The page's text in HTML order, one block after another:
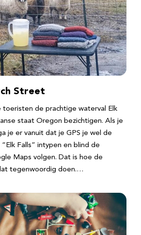
Street
toeristen de prachtige waterval Elk
staat Oregon bezichtigen. Als je
je er vanuit dat je GPS je wel de
Falls” intypen en blind de
Maps volgen. Dat is hoe de
tegenwoordig doen.…